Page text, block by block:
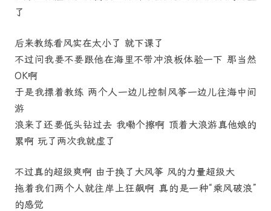
了
后来教练看风实在太小了 就下课了
不过问我要不要跟他在海里不带冲浪板体验一下 那当然
OK啊
于是我摽着教练 两个人一边儿控制风筝一边儿往海中间
游
浪来了还要低头钻过去 我嘞个擦啊 顶着大浪游真他娘的
累啊 玩了两次我就虚了
不过真的超级爽啊 由于换了大风筝 风的力量超级大
拖着我们两个人就往岸上狂飙啊 真的是一种“乘风破浪”
的感觉